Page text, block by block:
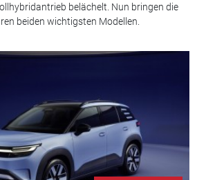
belächelt. Nun bringen die
beiden wichtigsten Modellen.